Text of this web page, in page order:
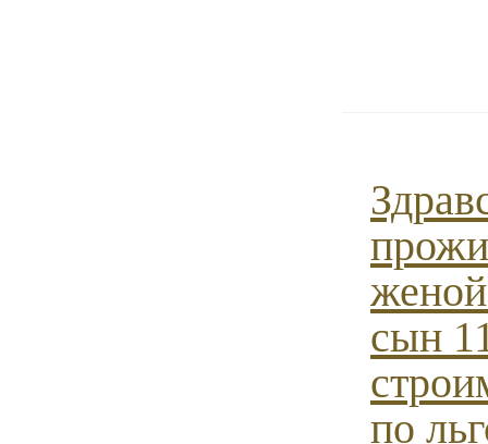
женой
сын
по